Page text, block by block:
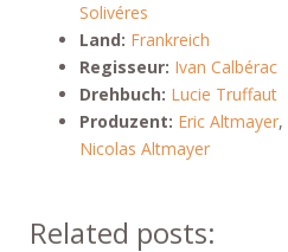
Solivéres
Land: Frankreich
Regisseur: Ivan Calbérac
Drehbuch: Lucie Truffaut
Produzent: Eric Altmayer,
Nicolas Altmayer
Related posts: